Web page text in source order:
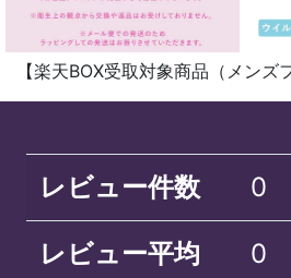
【楽天BOX受取対象商品（メンズ
レビュー件数 0
レビュー平均 0